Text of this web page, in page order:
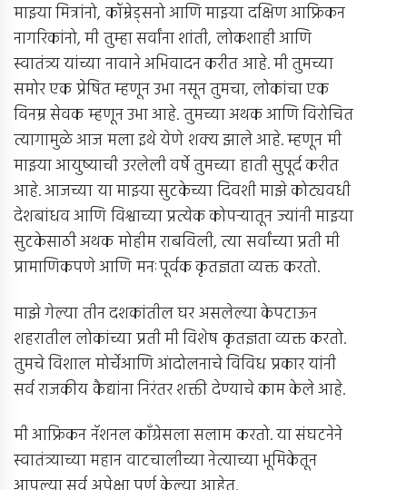
माझ्या मित्रांनो, कॉम्रेड्सनो आणि माझ्या दक्षिण आफ्रिकन
नागरिकांनो, मी तुम्हा सर्वांना शांती, लोकशाही आणि
स्वातंत्र्य यांच्या नावाने अभिवादन करीत आहे. मी तुमच्या
समोर एक प्रेषित म्हणून उभा नसून तुमचा, लोकांचा एक
विनम्र सेवक म्हणून उभा आहे. तुमच्या अथक आणि विरोचित
त्यागामुळे आज मला इथे येणे शक्य झाले आहे. म्हणून मी
माझ्या आयुष्याची उरलेली वर्षे तुमच्या हाती सुपूर्द करीत
आहे. आजच्या या माझ्या सुटकेच्या दिवशी माझे कोट्यवधी
देशबांधव आणि विश्वाच्या प्रत्येक कोपर्‍यातून ज्यांनी माझ्या
सुटकेसाठी अथक मोहीम राबविली, त्या सर्वांच्या प्रती मी
प्रामाणिकपणे आणि मनःपूर्वक कृतज्ञता व्यक्त करतो.
माझे गेल्या तीन दशकांतील घर असलेल्या केपटाऊन
शहरातील लोकांच्या प्रती मी विशेष कृतज्ञता व्यक्त करतो.
तुमचे विशाल मोर्चेआणि आंदोलनाचे विविध प्रकार यांनी
सर्व राजकीय कैद्यांना निरंतर शक्ती देण्याचे काम केले आहे.
मी आफ्रिकन नॅशनल काँग्रेसला सलाम करतो. या संघटनेने
स्वातंत्र्याच्या महान वाटचालीच्या नेत्याच्या भूमिकेतून